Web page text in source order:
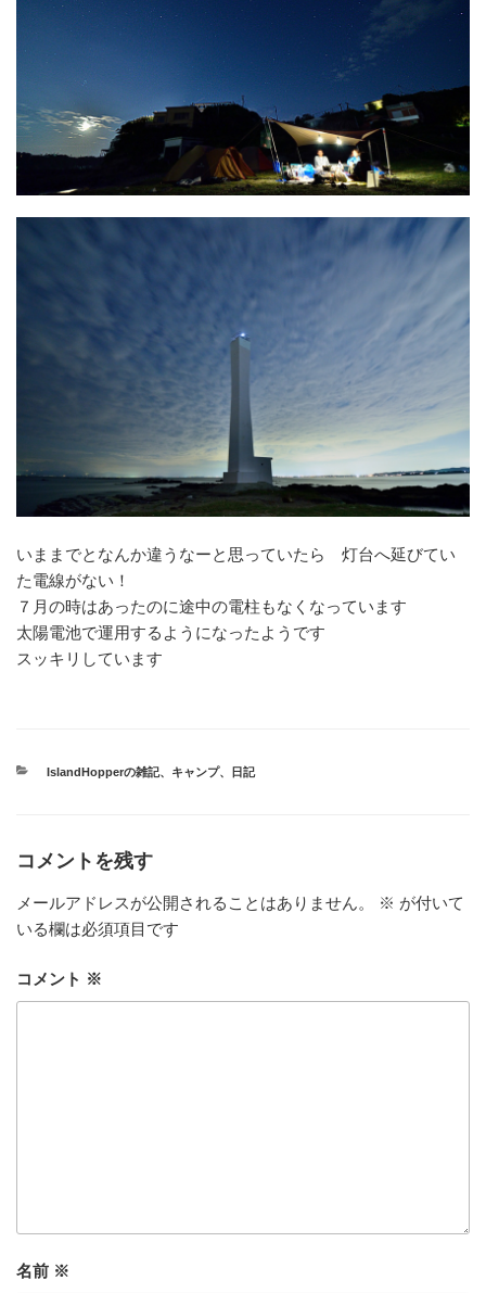
いままでとなんか違うなーと思っていたら 灯台へ延びてい
た電線がない！
７月の時はあったのに途中の電柱もなくなっています
太陽電池で運用するようになったようです
スッキリしています
カ
ー
IslandHopperの雑記、 キャンプ、 日記
コメントを残す
メールアドレスが公開されることはありません。 ※ が付いて
いる欄は必須項目です
コメント ※
名前 ※